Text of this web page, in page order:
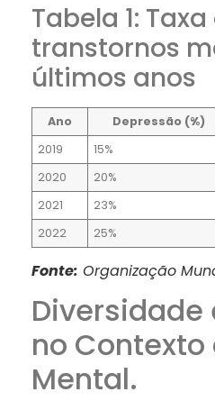
Tabela 1:
transtornos
últimos anos
Ano Depressão (%)
2019
15%
2020
20%
2021
23%
2022
25%
Fonte: Organização
Diversidade
no Contexto
Mental.